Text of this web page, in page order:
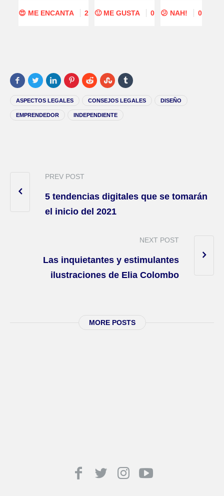
😍 ME ENCANTA 2 🙂 ME GUSTA 0 😕 NAH! 0
ASPECTOS LEGALES CONSEJOS LEGALES DISEÑO
EMPRENDEDOR INDEPENDIENTE
PREV POST
5 tendencias digitales que se tomarán
el inicio del 2021
NEXT POST
Las inquietantes y estimulantes
ilustraciones de Elia Colombo
MORE POSTS